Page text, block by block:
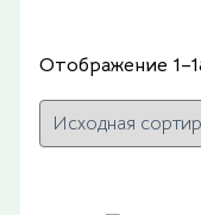
Отображение